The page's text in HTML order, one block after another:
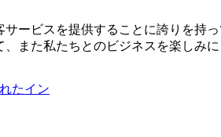
サービスを提供することに誇りを持
また私たちとのビジネスを楽しみ